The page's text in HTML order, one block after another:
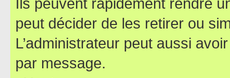
peut décider de les retirer ou
L’administrateur peut aussi
par message.